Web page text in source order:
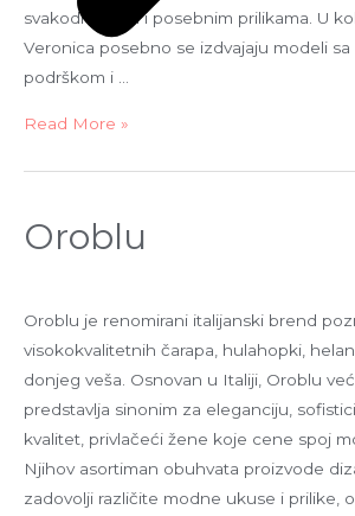
svakodnevnim i posebnim prilikama. U
Veronica posebno se izdvajaju modeli
podrškom i …
Read More »
Oroblu
Oroblu je renomirani italijanski brend
visokokvalitetnih čarapa, hulahopki,
donjeg veša. Osnovan u Italiji, Oroblu
predstavlja sinonim za eleganciju,
kvalitet, privlačeći žene koje cene spoj
Njihov asortiman obuhvata proizvode
zadovolji različite modne ukuse i prilike,